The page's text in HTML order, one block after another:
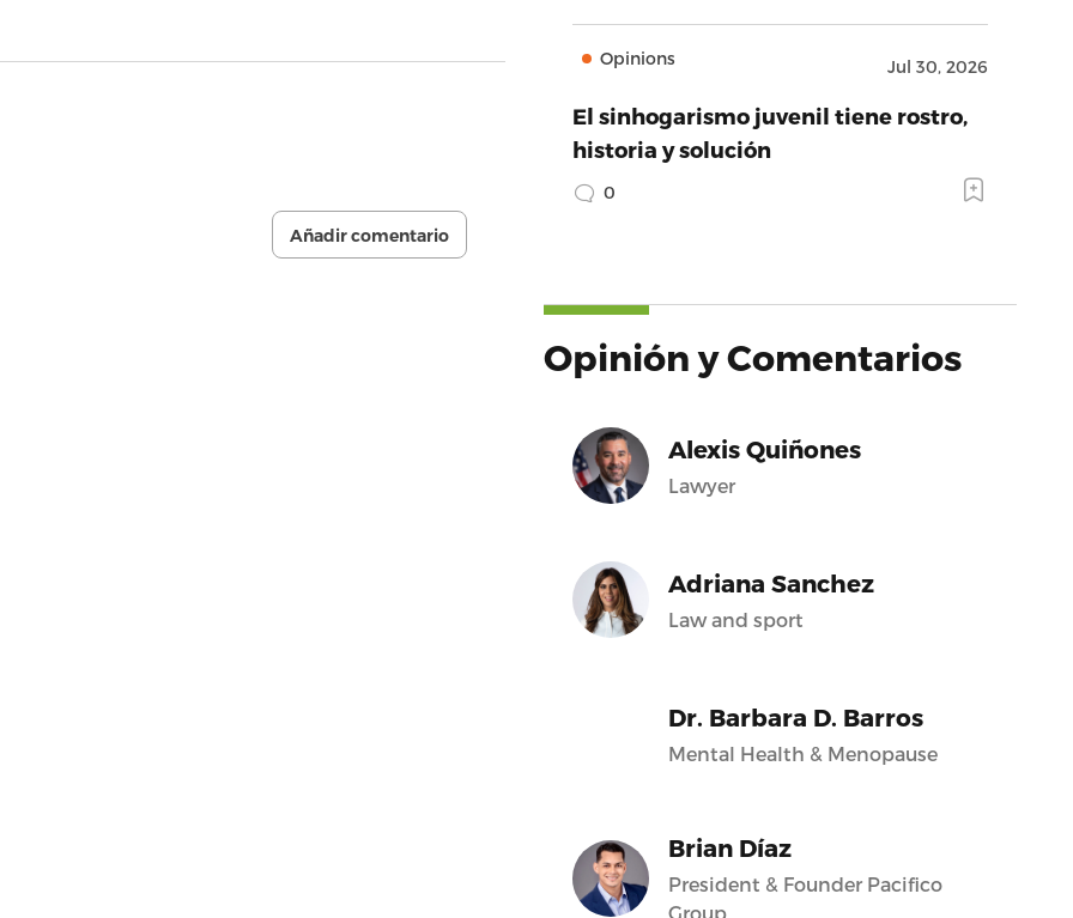
Añadir comentario
Opinions Jul 30, 2026
El sinhogarismo juvenil tiene rostro,
historia y solución
0
Opinión y Comentarios
Alexis Quiñones
Lawyer
Adriana Sanchez
Law and sport
Dr. Barbara D. Barros
Mental Health & Menopause
Brian Díaz
President & Founder Pacifico
Group